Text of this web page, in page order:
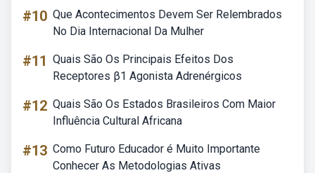
#10 Que Acontecimentos Devem Ser Relembrados
No Dia Internacional Da Mulher
#11 Quais São Os Principais Efeitos Dos
Receptores β1 Agonista Adrenérgicos
#12 Quais São Os Estados Brasileiros Com Maior
Influência Cultural Africana
#13 Como Futuro Educador é Muito Importante
Conhecer As Metodologias Ativas